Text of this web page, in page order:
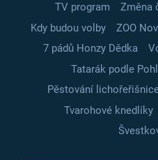
TV program
Změna
Kdy budou volby
ZOO
7 pádů Honzy Dědka
Tatarák podle
Pěstování
Tvarohové knedlíky